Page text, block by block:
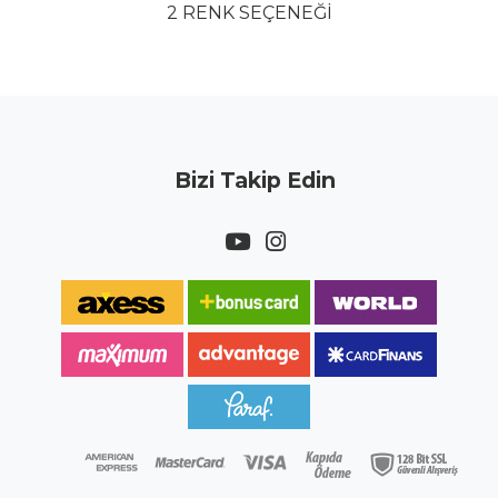
2 RENK SEÇENEĞİ
Bizi Takip Edin